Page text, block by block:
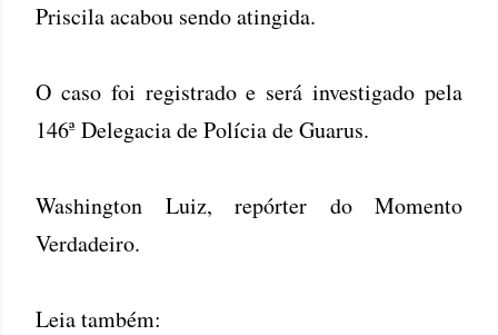
Priscila acabou sendo atingida.
O caso foi registrado e será investigado pela
146ª Delegacia de Polícia de Guarus.
Washington Luiz, repórter do Momento
Verdadeiro.
Leia também: